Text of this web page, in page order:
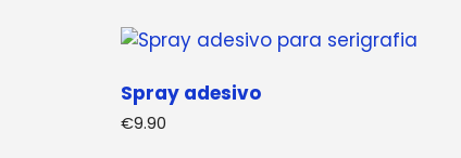
Spray adesivo
€9.90